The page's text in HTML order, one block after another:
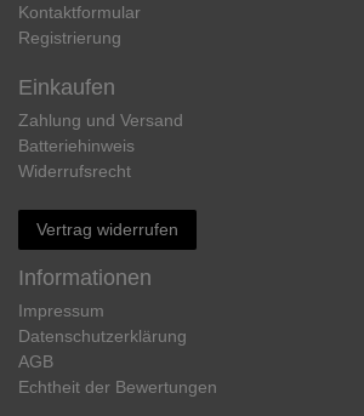
Kontaktformular
Registrierung
Einkaufen
Zahlung und Versand
Batteriehinweis
Widerrufs­recht
Vertrag widerrufen
Informationen
Impressum
Daten­schutz­erklärung
AGB
Echtheit der Bewertungen